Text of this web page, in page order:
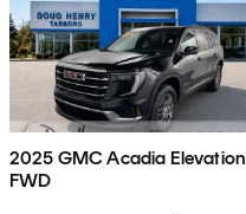
2025 GMC Acadia Elevation
FWD